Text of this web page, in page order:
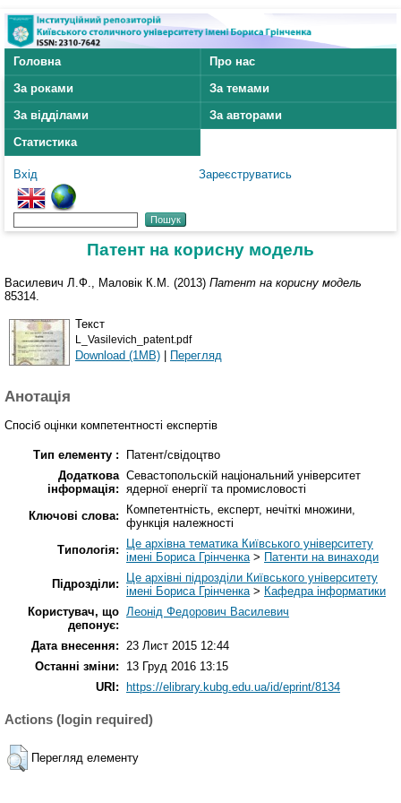
Головна
Про нас
За роками
За темами
За відділами
За авторами
Статистика
Вхід Зареєструватись
Патент на корисну модель
Василевич Л.Ф., Маловік К.М. (2013) Патент на корисну модель
85314.
Текст
L_Vasilevich_patent.pdf
Download (1MB) | Перегляд
Анотація
Спосіб оцінки компетентності експертів
Тип елементу :
Патент/свідоцтво
Додаткова
інформація:
Севастопольскій національний університет
ядерної енергії та промисловості
Ключові слова:
Компетентність, експерт, нечіткі множини,
функція належності
Типологія:
Це архівна тематика Київського університету
імені Бориса Грінченка> Патенти на винаходи
Підрозділи:
Це архівні підрозділи Київського університету
імені Бориса Грінченка> Кафедра інформатики
Користувач, що
депонує:
Леонід Федорович Василевич
Дата внесення: 23 Лист 2015 12:44
Останні зміни:
13 Груд 2016 13:15
URI:
https://elibrary.kubg.edu.ua/id/eprint/8134
Actions (login required)
Перегляд елементу